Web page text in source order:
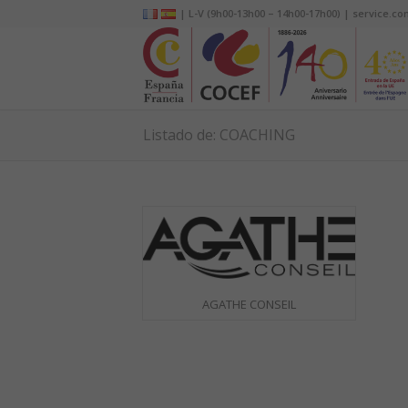
| L-V (9h00-13h00 – 14h00-17h00) |
Listado de: COACHING
AGATHE CONSEIL